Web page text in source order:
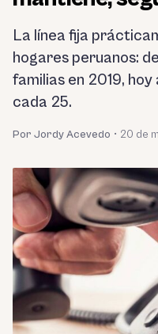
La línea fija
hogares peruanos:
familias en 2019, hoy
cada 25.
Por Jordy Acevedo • 20 de